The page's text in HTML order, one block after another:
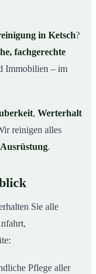
Einsatz
in Ketsch?
fachgerechte
Immobilien – im
, Werterhalt
reinigen alles
.
Sie alle
Pflege aller